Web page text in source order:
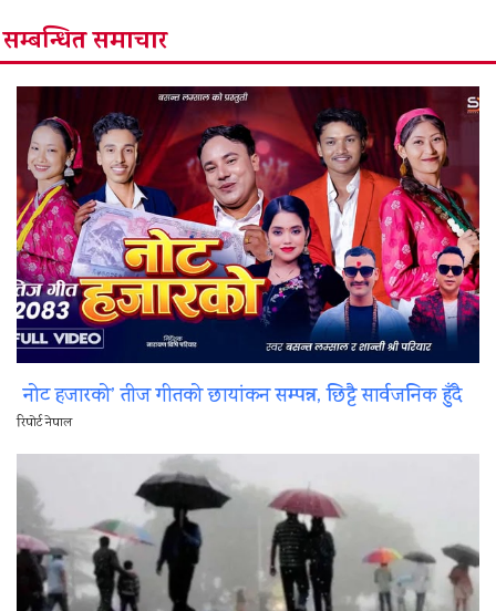
सम्बन्धित समाचार
नोट हजारको’ तीज गीतको छायांकन सम्पन्न, छिट्टै सार्वजनिक हुँदै
रिपोर्ट नेपाल